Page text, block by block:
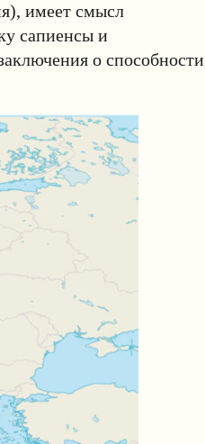
имеет смысл
сапиенсы и
о способности